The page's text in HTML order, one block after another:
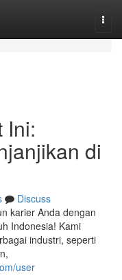
Ini:
di
Discuss
karier Anda dengan
Indonesia! Kami
industri, seperti
user